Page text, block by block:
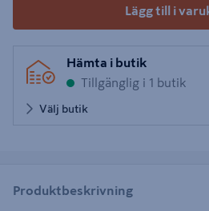
Lägg till i
Hämta i butik
Tillgänglig i 1 butik
Välj butik
Produktbeskrivning